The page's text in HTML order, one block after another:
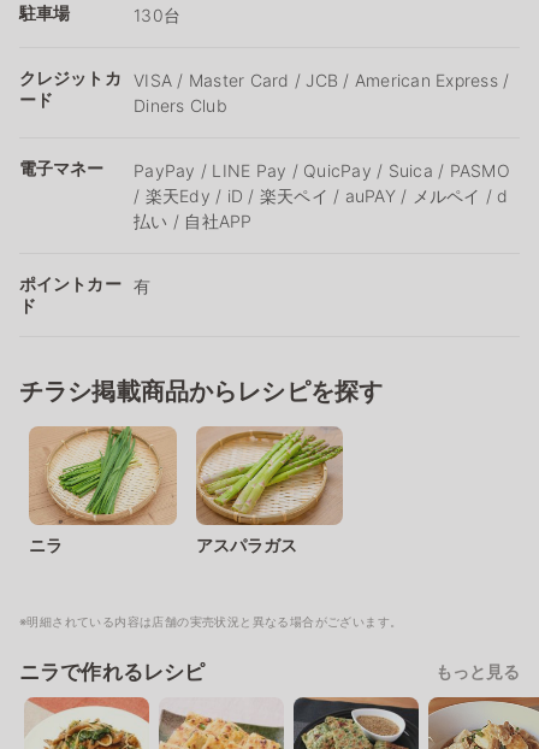
駐車場 130台
クレジットカ
ード
VISA / Master Card / JCB / American Express /
Diners Club
電子マネー
PayPay / LINE Pay / QuicPay / Suica / PASMO
/ 楽天Edy / iD / 楽天ペイ / auPAY / メルペイ / d
払い / 自社APP
ポイントカー
ド
有
チラシ掲載商品からレシピを探す
ニラ アスパラガス
※明細されている内容は店舗の実売状況と異なる場合がございます。
ニラで作れるレシピ もっと見る